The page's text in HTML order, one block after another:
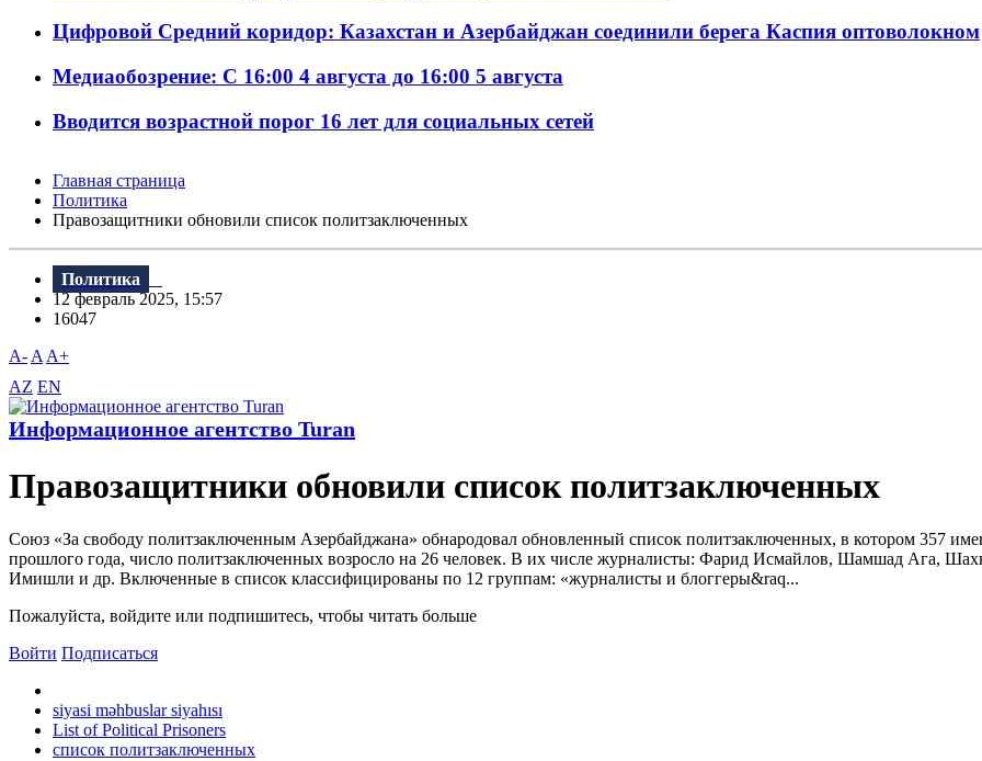
Цифровой Средний коридор: Казахстан и Азербайджан соединили берега Каспия оптоволокном
Медиаобозрение: С 16:00 4 августа до 16:00 5 августа
Вводится возрастной порог 16 лет для социальных сетей
Главная страница
Политика
Правозащитники обновили список политзаключенных
Политика
12 февраль 2025, 15:57
16047
A- A A+
AZ EN
Информационное агентство Turan
Правозащитники обновили список политзаключенных
Союз «За свободу политзаключенным Азербайджана» обнародовал обновленный список политзаключенных, в котором 357
прошлого года, число политзаключенных возросло на 26 человек. В их числе журналисты: Фарид Исмайлов, Шамшад Ага,
Имишли и др. Включенные в список классифицированы по 12 группам: «журналисты и блоггеры&raq...
Пожалуйста, войдите или подпишитесь, чтобы читать больше
Войти Подписаться
siyasi məhbuslar siyahısı
List of Political Prisoners
список политзаключенных